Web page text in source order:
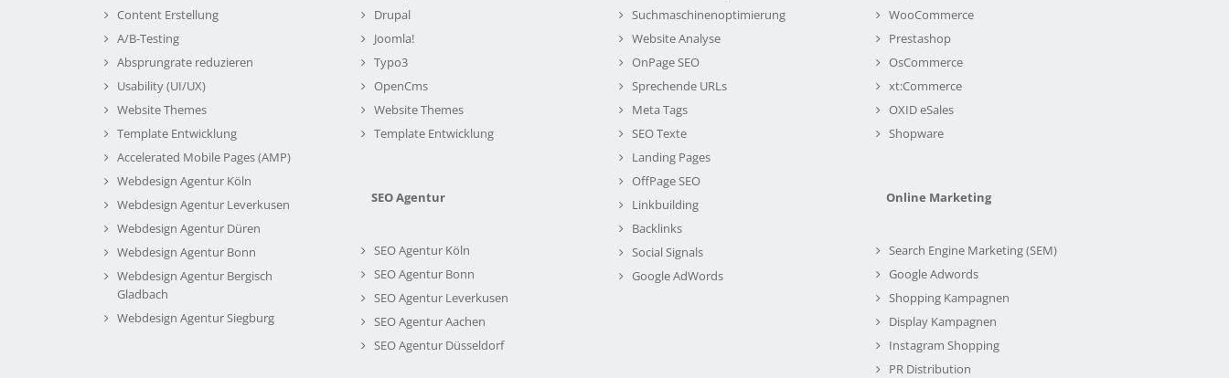
Content Erstellung
A/B-Testing
Absprungrate reduzieren
Usability (UI/UX)
Website Themes
Template Entwicklung
Accelerated Mobile Pages (AMP)
Webdesign Agentur Köln
Webdesign Agentur Leverkusen
Webdesign Agentur Düren
Webdesign Agentur Bonn
Webdesign Agentur Bergisch
Gladbach
Webdesign Agentur Siegburg
Drupal
Joomla!
Typo3
OpenCms
Website Themes
Template Entwicklung
SEO Agentur
SEO Agentur Köln
SEO Agentur Bonn
SEO Agentur Leverkusen
SEO Agentur Aachen
SEO Agentur Düsseldorf
Suchmaschinenoptimierung
Website Analyse
OnPage SEO
Sprechende URLs
Meta Tags
SEO Texte
Landing Pages
OffPage SEO
Linkbuilding
Backlinks
Social Signals
Google AdWords
WooCommerce
Prestashop
OsCommerce
xt:Commerce
OXID eSales
Shopware
Online Marketing
Search Engine Marketing (SEM)
Google Adwords
Shopping Kampagnen
Display Kampagnen
Instagram Shopping
PR Distribution